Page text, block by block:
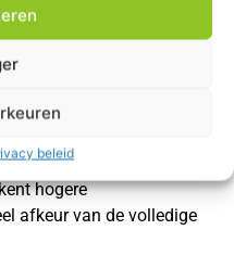
beleid
hebt met uiteenlopende
is duidelijke
Iedereen op de
bijvoorbeeld niet
container terechtkomen
hogere
afkeur van de volledige